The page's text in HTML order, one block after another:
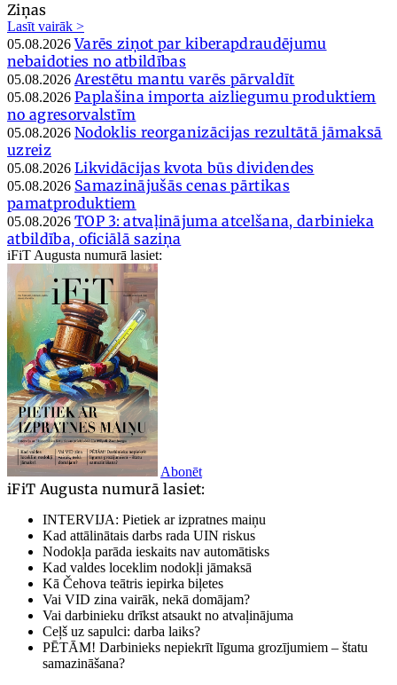
Ziņas
Lasīt vairāk >
05.08.2026 Varēs ziņot par kiberapdraudējumu
nebaidoties no atbildības
05.08.2026 Arestētu mantu varēs pārvaldīt
05.08.2026 Paplašina importa aizliegumu produktiem
no agresorvalstīm
05.08.2026 Nodoklis reorganizācijas rezultātā jāmaksā
uzreiz
05.08.2026 Likvidācijas kvota būs dividendes
05.08.2026 Samazinājušās cenas pārtikas
pamatproduktiem
05.08.2026 TOP 3: atvaļinājuma atcelšana, darbinieka
atbildība, oficiālā saziņa
iFiT Augusta numurā lasiet:
Abonēt
iFiT Augusta numurā lasiet:
INTERVIJA: Pietiek ar izpratnes maiņu
Kad attālinātais darbs rada UIN riskus
Nodokļa parāda ieskaits nav automātisks
Kad valdes loceklim nodokļi jāmaksā
Kā Čehova teātris iepirka biļetes
Vai VID zina vairāk, nekā domājam?
Vai darbinieku drīkst atsaukt no atvaļinājuma
Ceļš uz sapulci: darba laiks?
PĒTĀM! Darbinieks nepiekrīt līguma grozījumiem – štatu
samazināšana?